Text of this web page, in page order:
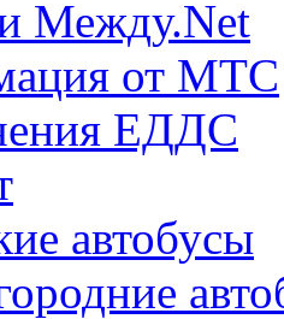
Между.Net
от МТС
ЕДДС
автобусы